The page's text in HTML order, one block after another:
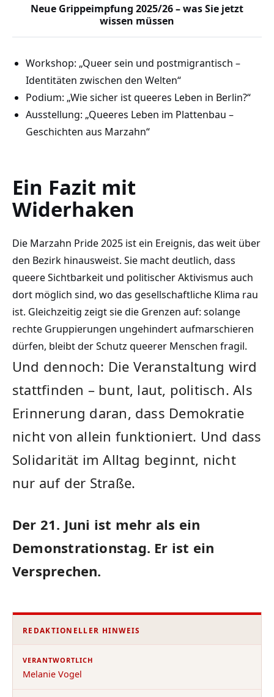
Neue Grippeimpfung 2025/26 – was Sie jetzt
wissen müssen
Workshop: „Queer sein und postmigrantisch –
Identitäten zwischen den Welten“
Podium: „Wie sicher ist queeres Leben in Berlin?“
Ausstellung: „Queeres Leben im Plattenbau –
Geschichten aus Marzahn“
Ein Fazit mit
Widerhaken
Die Marzahn Pride 2025 ist ein Ereignis, das weit über
den Bezirk hinausweist. Sie macht deutlich, dass
queere Sichtbarkeit und politischer Aktivismus auch
dort möglich sind, wo das gesellschaftliche Klima rau
ist. Gleichzeitig zeigt sie die Grenzen auf: solange
rechte Gruppierungen ungehindert aufmarschieren
dürfen, bleibt der Schutz queerer Menschen fragil.
Und dennoch: Die Veranstaltung wird
stattfinden – bunt, laut, politisch. Als
Erinnerung daran, dass Demokratie
nicht von allein funktioniert. Und dass
Solidarität im Alltag beginnt, nicht
nur auf der Straße.
Der 21. Juni ist mehr als ein
Demonstrationstag. Er ist ein
Versprechen.
REDAKTIONELLER HINWEIS
VERANTWORTLICH
Melanie Vogel